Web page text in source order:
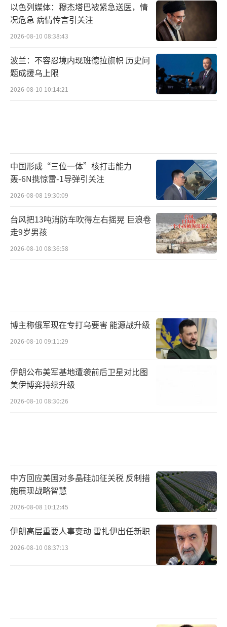
以色列媒体：穆杰塔巴被紧急送医，情
况危急 病情传言引关注
2026-08-10 08:38:43
波兰：不容忍境内现班德拉旗帜 历史问
题成援乌上限
2026-08-10 10:14:21
中国形成“三位一体”核打击能力
轰-6N携惊雷-1导弹引关注
2026-08-08 19:30:09
台风把13吨消防车吹得左右摇晃 巨浪卷
走9岁男孩
2026-08-10 08:36:58
博主称俄军现在专打乌要害 能源战升级
2026-08-10 09:11:29
伊朗公布美军基地遭袭前后卫星对比图
美伊博弈持续升级
2026-08-10 08:30:26
中方回应美国对多晶硅加征关税 反制措
施展现战略智慧
2026-08-08 10:12:45
伊朗高层重要人事变动 雷扎伊出任新职
2026-08-10 08:37:13